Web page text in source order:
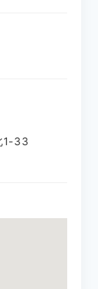
1-33